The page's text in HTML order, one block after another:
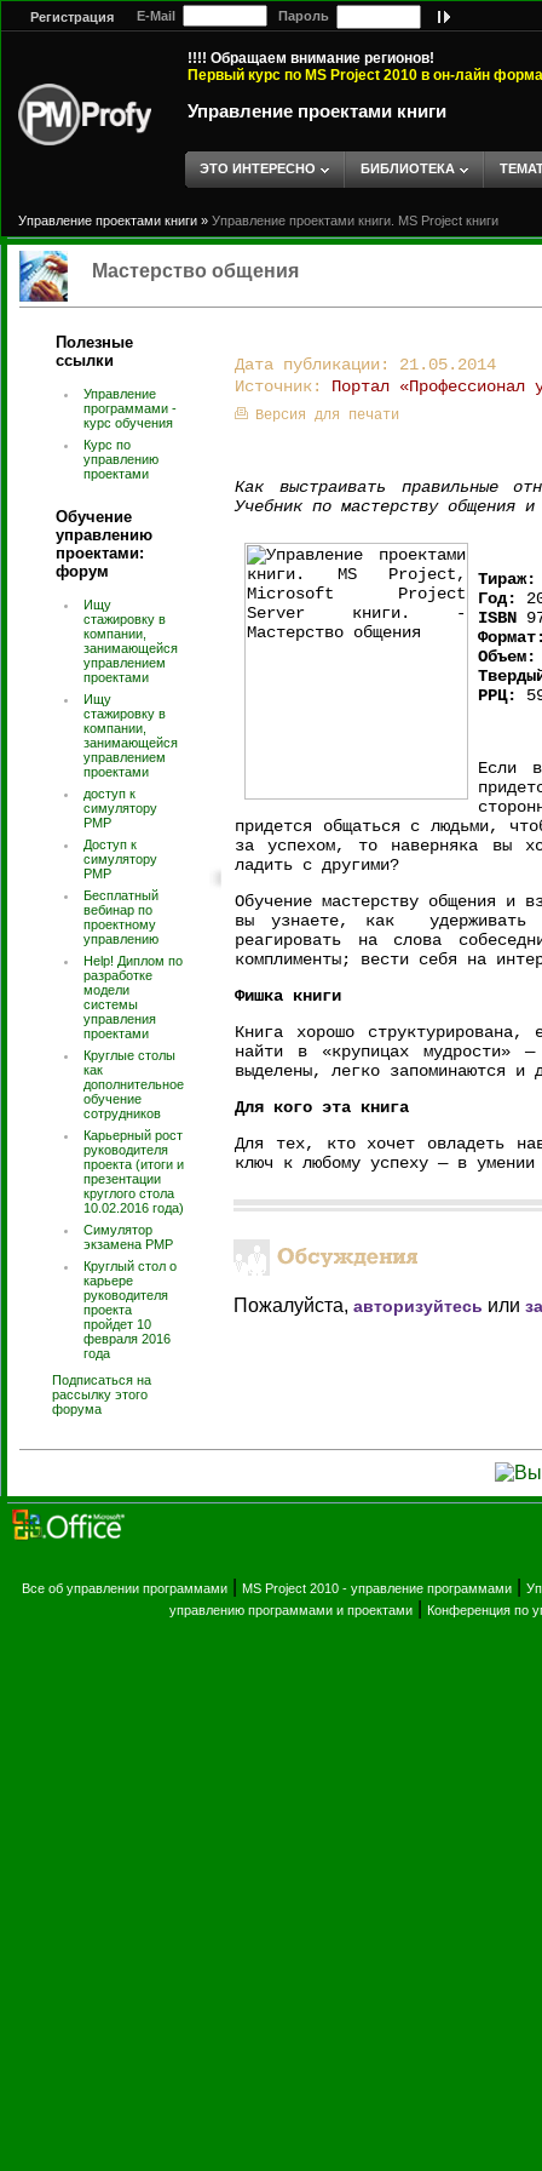
Регистрация E-Mail Пароль
!!!! Обращаем внимание регионов!
Первый курс по MS Project 2010 в он-лайн
Управление проектами книги
ЭТО ИНТЕРЕСНО БИБЛИОТЕКА
Управление проектами книги » Управление проектами книги. MS Project книги
Мастерство общения
Полезные
ссылки
Управление
программами -
курс обучения
Курс по
управлению
проектами
Обучение
управлению
проектами:
форум
Ищу
стажировку в
компании,
занимающейся
управлением
проектами
Ищу
стажировку в
компании,
занимающейся
управлением
проектами
доступ к
симулятору
PMP
Доступ к
симулятору
РМР
Бесплатный
вебинар по
проектному
управлению
Help! Диплом по
разработке
модели
системы
управления
проектами
Круглые столы
как
дополнительное
обучение
сотрудников
Карьерный рост
руководителя
проекта (итоги и
презентации
круглого стола
10.02.2016 года)
Симулятор
экзамена PMP
Круглый стол о
карьере
руководителя
проекта
пройдет 10
февраля 2016
года
Подписаться на
рассылку этого
форума
Дата публикации: 21.05.2014
Источник: Портал «Профессионал
Версия для печати
Как выстраивать правильные
Учебник по мастерству общения
Тираж:
Год:
ISBN
Объем:
РРЦ:
Если
придется общаться с людьми,
за успехом, то наверняка вы
ладить с другими?
Обучение мастерству общения и
вы узнаете, как удерживать
реагировать на слова
комплименты; вести себя на
Фишка книги
Книга хорошо
найти в «крупицах мудрости» —
выделены, легко запоминаются и
Для кого эта книга
Для тех, кто хочет овладеть
ключ к любому успеху — в умении
Пожалуйста, авторизуйтесь или
Все об управлении программами MS Project 2010 - управление программами
управлению программами и проектами| Конференция по